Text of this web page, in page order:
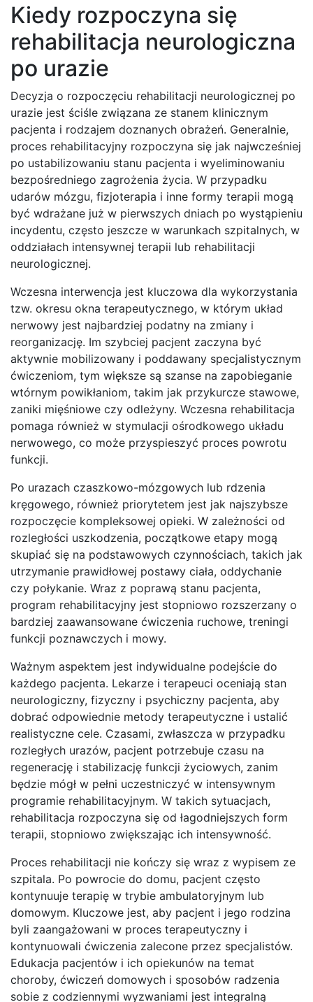
Kiedy rozpoczyna się
rehabilitacja neurologiczna
po urazie
Decyzja o rozpoczęciu rehabilitacji neurologicznej po
urazie jest ściśle związana ze stanem klinicznym
pacjenta i rodzajem doznanych obrażeń. Generalnie,
proces rehabilitacyjny rozpoczyna się jak najwcześniej
po ustabilizowaniu stanu pacjenta i wyeliminowaniu
bezpośredniego zagrożenia życia. W przypadku
udarów mózgu, fizjoterapia i inne formy terapii mogą
być wdrażane już w pierwszych dniach po wystąpieniu
incydentu, często jeszcze w warunkach szpitalnych, w
oddziałach intensywnej terapii lub rehabilitacji
neurologicznej.
Wczesna interwencja jest kluczowa dla wykorzystania
tzw. okresu okna terapeutycznego, w którym układ
nerwowy jest najbardziej podatny na zmiany i
reorganizację. Im szybciej pacjent zaczyna być
aktywnie mobilizowany i poddawany specjalistycznym
ćwiczeniom, tym większe są szanse na zapobieganie
wtórnym powikłaniom, takim jak przykurcze stawowe,
zaniki mięśniowe czy odleżyny. Wczesna rehabilitacja
pomaga również w stymulacji ośrodkowego układu
nerwowego, co może przyspieszyć proces powrotu
funkcji.
Po urazach czaszkowo-mózgowych lub rdzenia
kręgowego, również priorytetem jest jak najszybsze
rozpoczęcie kompleksowej opieki. W zależności od
rozległości uszkodzenia, początkowe etapy mogą
skupiać się na podstawowych czynnościach, takich jak
utrzymanie prawidłowej postawy ciała, oddychanie
czy połykanie. Wraz z poprawą stanu pacjenta,
program rehabilitacyjny jest stopniowo rozszerzany o
bardziej zaawansowane ćwiczenia ruchowe, treningi
funkcji poznawczych i mowy.
Ważnym aspektem jest indywidualne podejście do
każdego pacjenta. Lekarze i terapeuci oceniają stan
neurologiczny, fizyczny i psychiczny pacjenta, aby
dobrać odpowiednie metody terapeutyczne i ustalić
realistyczne cele. Czasami, zwłaszcza w przypadku
rozległych urazów, pacjent potrzebuje czasu na
regenerację i stabilizację funkcji życiowych, zanim
będzie mógł w pełni uczestniczyć w intensywnym
programie rehabilitacyjnym. W takich sytuacjach,
rehabilitacja rozpoczyna się od łagodniejszych form
terapii, stopniowo zwiększając ich intensywność.
Proces rehabilitacji nie kończy się wraz z wypisem ze
szpitala. Po powrocie do domu, pacjent często
kontynuuje terapię w trybie ambulatoryjnym lub
domowym. Kluczowe jest, aby pacjent i jego rodzina
byli zaangażowani w proces terapeutyczny i
kontynuowali ćwiczenia zalecone przez specjalistów.
Edukacja pacjentów i ich opiekunów na temat
choroby, ćwiczeń domowych i sposobów radzenia
sobie z codziennymi wyzwaniami jest integralną